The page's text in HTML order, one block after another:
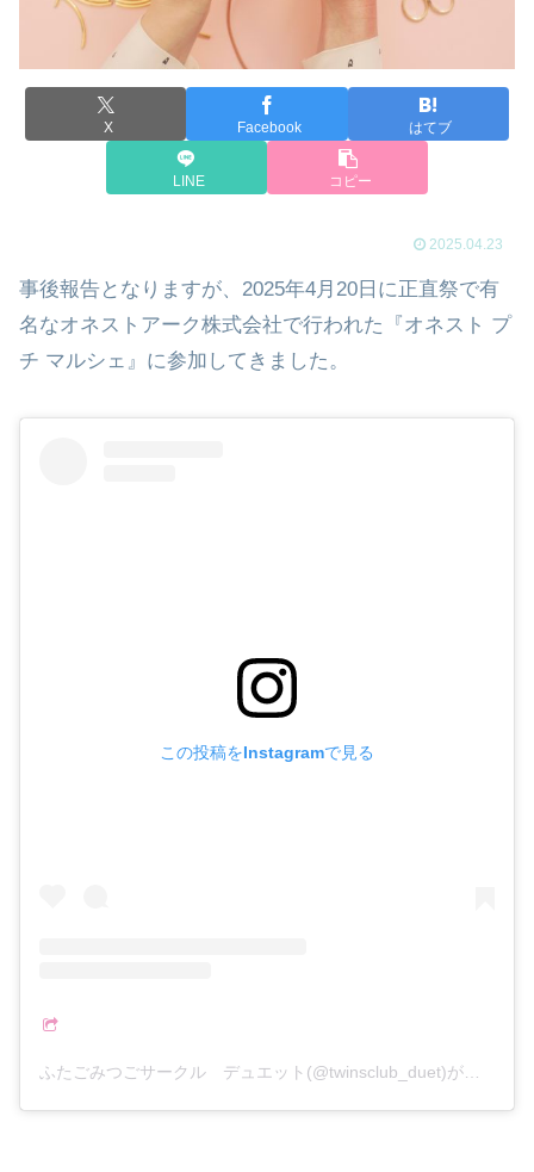
X Facebook はてブ
LINE コピー
2025.04.23
事後報告となりますが、2025年4月20日に正直祭で有
名なオネストアーク株式会社で行われた『オネスト プ
チ マルシェ』に参加してきました。
この投稿をInstagramで見る